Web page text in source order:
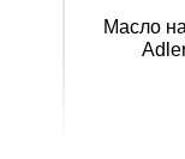
Масло